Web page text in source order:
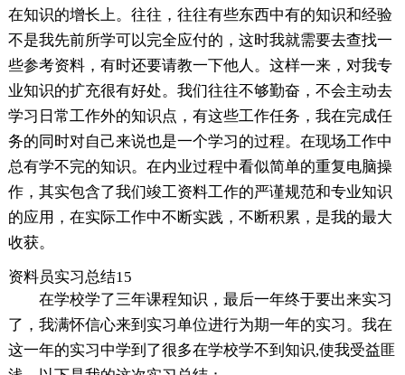
在知识的增长上。往往，往往有些东西中有的知识和经验
不是我先前所学可以完全应付的，这时我就需要去查找一
些参考资料，有时还要请教一下他人。这样一来，对我专
业知识的扩充很有好处。我们往往不够勤奋，不会主动去
学习日常工作外的知识点，有这些工作任务，我在完成任
务的同时对自己来说也是一个学习的过程。在现场工作中
总有学不完的知识。在内业过程中看似简单的重复电脑操
作，其实包含了我们竣工资料工作的严谨规范和专业知识
的应用，在实际工作中不断实践，不断积累，是我的最大
收获。
资料员实习总结15
在学校学了三年课程知识，最后一年终于要出来实习
了，我满怀信心来到实习单位进行为期一年的实习。我在
这一年的实习中学到了很多在学校学不到知识,使我受益匪